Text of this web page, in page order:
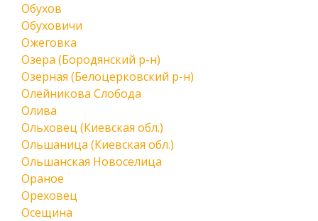
Обухов
Обуховичи
Ожеговка
Озера (Бородянский р-н)
Озерная (Белоцерковский р-н)
Олейникова Слобода
Олива
Ольховец (Киевская обл.)
Ольшаница (Киевская обл.)
Ольшанская Новоселица
Ораное
Ореховец
Осещина